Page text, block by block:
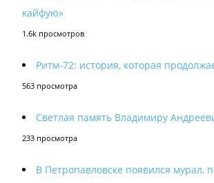
кайфую»
1.6k просмотров
Ритм-72: история, которая
563 просмотра
Светлая память Владимиру
233 просмотра
В Петропавловске появился мурал,